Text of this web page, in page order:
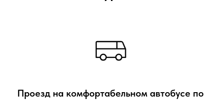
Проезд на комфортабельном автобусе по